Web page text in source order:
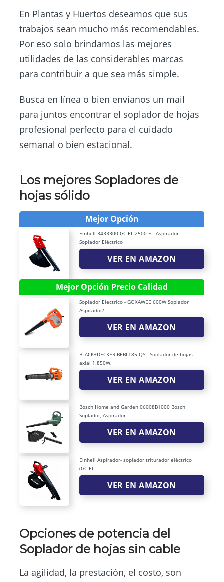
En Plantas y Huertos deseamos que sus
trabajos sean mucho más recomendables.
Por eso solo brindamos las mejores
utilidades de las considerables marcas
para contribuir a que sea más simple.
Busca en línea o bien envíanos un mail
para juntos encontrar el soplador de hojas
profesional perfecto para el cuidado
semanal o bien estacional.
Los mejores Sopladores de
hojas sólido
Mejor Opción
Einhell 3433300 GC-EL 2500 E - Aspirador-
Soplador Eléctrico
VER EN AMAZON
Mejor Opción Precio Calidad
Soplador Electrico - GOXAWEE 600W Soplador
Aspirador/
VER EN AMAZON
BLACK+DECKER BEBL185-QS - Soplador de hojas
axial 1.850W,
VER EN AMAZON
Bosch Home and Garden 06008B1000 Bosch
Soplador, Aspirador
VER EN AMAZON
Einhell Aspirador- soplador triturador eléctrico
(GC-EL
VER EN AMAZON
Opciones de potencia del
Soplador de hojas sin cable
La agilidad, la prestación, el costo, son